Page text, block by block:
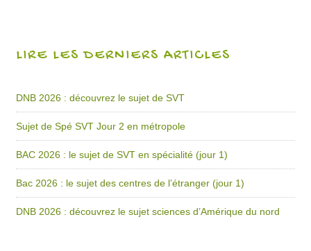
LIRE LES DERNIERS ARTICLES
DNB 2026 : découvrez le sujet de SVT
Sujet de Spé SVT Jour 2 en métropole
BAC 2026 : le sujet de SVT en spécialité (jour 1)
Bac 2026 : le sujet des centres de l’étranger (jour 1)
DNB 2026 : découvrez le sujet sciences d’Amérique du nord